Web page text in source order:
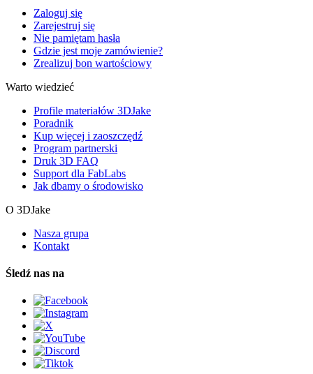
Zaloguj się
Zarejestruj się
Nie pamiętam hasła
Gdzie jest moje zamówienie?
Zrealizuj bon wartościowy
Warto wiedzieć
Profile materiałów 3DJake
Poradnik
Kup więcej i zaoszczędź
Program partnerski
Druk 3D FAQ
Support dla FabLabs
Jak dbamy o środowisko
O 3DJake
Nasza grupa
Kontakt
Śledź nas na